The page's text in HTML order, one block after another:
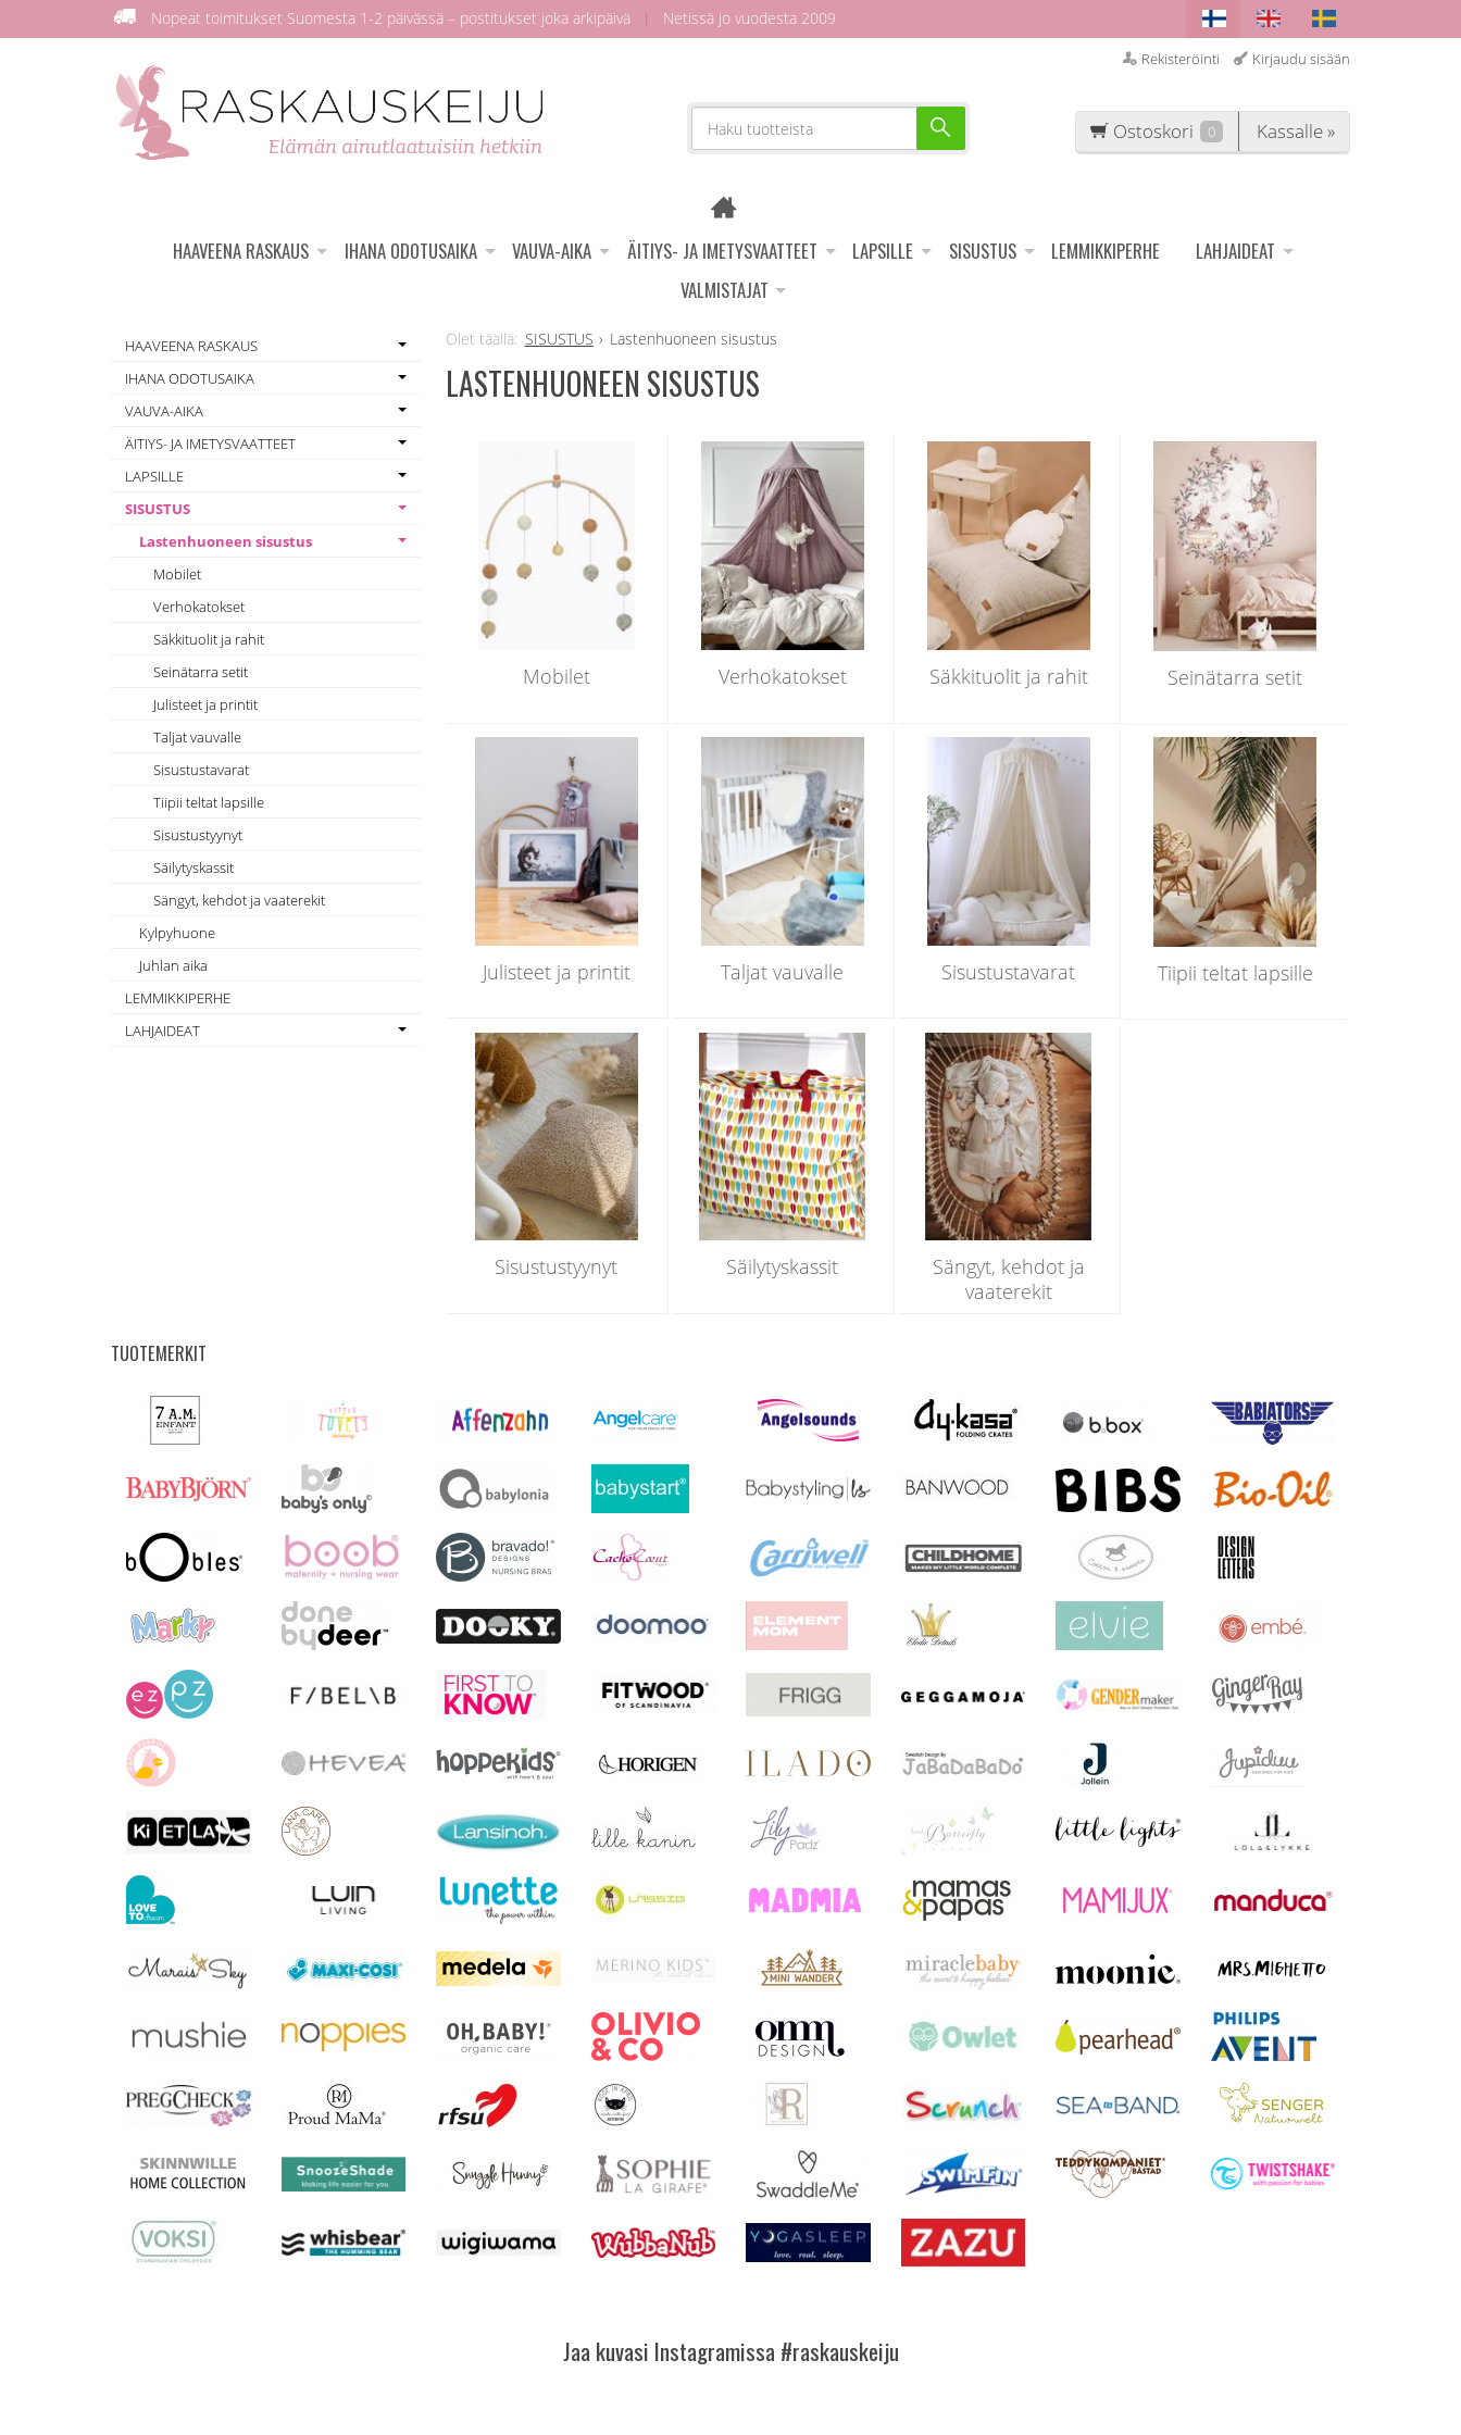
Nopeat toimitukset Suomesta 1-2 päivässä – postitukset joka arkipäivä | Netissä jo vuodesta 2009
Rekisteröinti Kirjaudu sisään
Ostoskori 0 Kassalle »
HAAVEENA RASKAUS IHANA ODOTUSAIKA VAUVA-AIKA ÄITIYS- JA IMETYSVAATTEET LAPSILLE SISUSTUS LEMMIKKIPERHE
LAHJAIDEAT
VALMISTAJAT
SISUSTUS Lastenhuoneen sisustus
LASTENHUONEEN SISUSTUS
Mobilet Verhokatokset Säkkituolit ja rahit Seinätarra setit
Julisteet ja printit Taljat vauvalle Sisustustavarat Tiipii teltat lapsille
Sisustustyynyt Säilytyskassit
Sängyt, kehdot ja
vaaterekit
HAAVEENA RASKAUS
IHANA ODOTUSAIKA
VAUVA-AIKA
ÄITIYS- JA IMETYSVAATTEET
LAPSILLE
SISUSTUS
Lastenhuoneen sisustus
Mobilet
Verhokatokset
Säkkituolit ja rahit
Seinätarra setit
Julisteet ja printit
Taljat vauvalle
Sisustustavarat
Tiipii teltat lapsille
Sisustustyynyt
Säilytyskassit
Sängyt, kehdot ja vaaterekit
Kylpyhuone
Juhlan aika
LEMMIKKIPERHE
LAHJAIDEAT
TUOTEMERKIT
Jaa kuvasi Instagramissa #raskauskeiju